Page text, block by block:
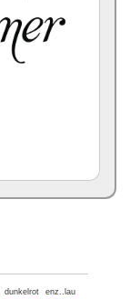
dunkelrot enz..lau